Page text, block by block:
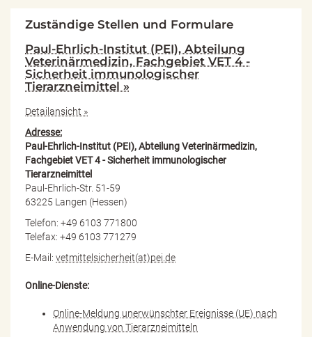
Zuständige Stellen und Formulare
Paul-Ehrlich-Institut (PEI), Abteilung
Veterinärmedizin, Fachgebiet VET 4 -
Sicherheit immunologischer
Tierarzneimittel »
Detailansicht »
Adresse:
Paul-Ehrlich-Institut (PEI), Abteilung Veterinärmedizin,
Fachgebiet VET 4 - Sicherheit immunologischer
Tierarzneimittel
Paul-Ehrlich-Str. 51-59
63225 Langen (Hessen)
Telefon: +49 6103 771800
Telefax: +49 6103 771279
E-Mail: vetmittelsicherheit(at)pei.de
Online-Dienste:
Online-Meldung unerwünschter Ereignisse (UE) nach
Anwendung von Tierarzneimitteln